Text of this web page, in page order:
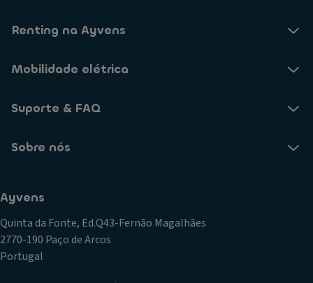
Renting na Ayvens
Mobilidade elétrica
Suporte & FAQ
Sobre nós
Ayvens
Quinta da Fonte, Ed.Q43-Fernão Magalhães
2770-190 Paço de Arcos
Portugal